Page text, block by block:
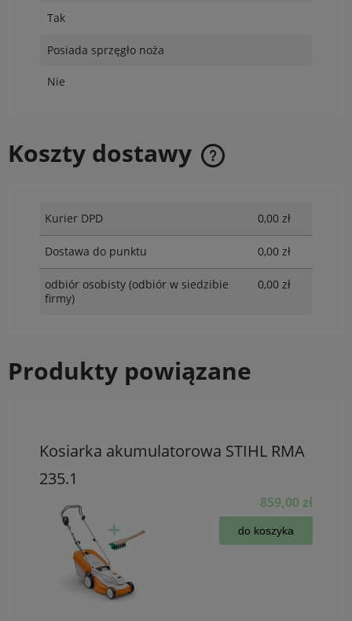
Tak
Posiada sprzęgło noża
Nie
Koszty dostawy
Cena nie zawiera ewentualnych kosztów płatności
Kurier DPD 0,00 zł
Dostawa do punktu 0,00 zł
odbiór osobisty (odbiór w siedzibie
firmy)
0,00 zł
Produkty powiązane
Kosiarka akumulatorowa STIHL RMA
235.1
859,00 zł
do koszyka